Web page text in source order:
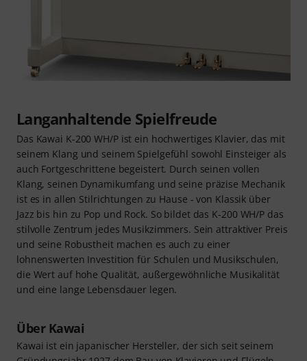
Langanhaltende Spielfreude
Das Kawai K-200 WH/P ist ein hochwertiges Klavier, das mit
seinem Klang und seinem Spielgefühl sowohl Einsteiger als
auch Fortgeschrittene begeistert. Durch seinen vollen
Klang, seinen Dynamikumfang und seine präzise Mechanik
ist es in allen Stilrichtungen zu Hause - von Klassik über
Jazz bis hin zu Pop und Rock. So bildet das K-200 WH/P das
stilvolle Zentrum jedes Musikzimmers. Sein attraktiver Preis
und seine Robustheit machen es auch zu einer
lohnenswerten Investition für Schulen und Musikschulen,
die Wert auf hohe Qualität, außergewöhnliche Musikalität
und eine lange Lebensdauer legen.
Über Kawai
Kawai ist ein japanischer Hersteller, der sich seit seinem